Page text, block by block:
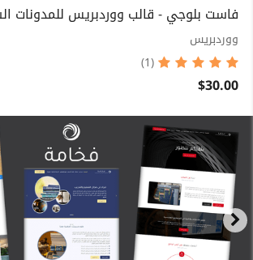
فاست بلوجي - قالب ووردبريس للمدونات
ووردبريس
(1)
$30.00